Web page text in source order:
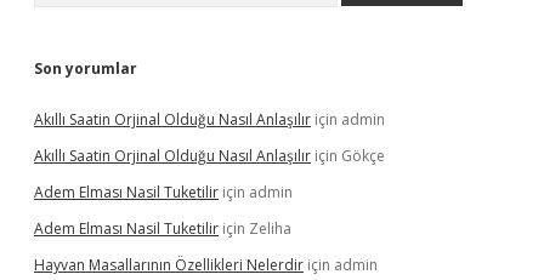
Son yorumlar
Akıllı Saatin Orjinal Olduğu Nasıl Anlaşılır için admin
Akıllı Saatin Orjinal Olduğu Nasıl Anlaşılır için Gökçe
Adem Elması Nasil Tuketilir için admin
Adem Elması Nasil Tuketilir için Zeliha
Hayvan Masallarının Özellikleri Nelerdir için admin